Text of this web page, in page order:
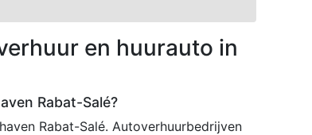
en huurauto in
Rabat-Salé?
Rabat-Salé. Autoverhuurbedrijven